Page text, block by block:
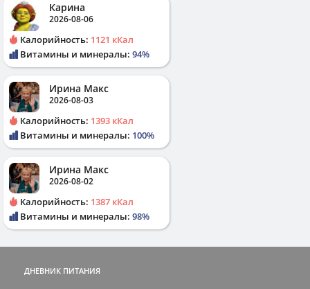
Карина
2026-08-06
Калорийность: 1121 кКал
Витамины и минералы: 94%
Ирина Макс
2026-08-03
Калорийность: 1393 кКал
Витамины и минералы: 100%
Ирина Макс
2026-08-02
Калорийность: 1387 кКал
Витамины и минералы: 98%
ДНЕВНИК ПИТАНИЯ